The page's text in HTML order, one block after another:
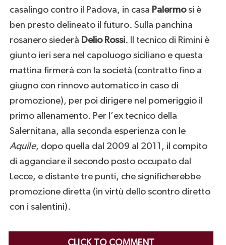
casalingo contro il Padova, in casa Palermosi è
ben presto delineato il futuro. Sulla panchina
rosanero siederà Delio Rossi. Il tecnico di Rimini è
giunto ieri sera nel capoluogo siciliano e questa
mattina firmerà con la società (contratto fino a
giugno con rinnovo automatico in caso di
promozione), per poi dirigere nel pomeriggio il
primo allenamento. Per l’ex tecnico della
Salernitana, alla seconda esperienza con le
Aquile, dopo quella dal 2009 al 2011, il compito
di agganciare il secondo posto occupato dal
Lecce, e distante tre punti, che significherebbe
promozione diretta (in virtù dello scontro diretto
con i salentini).
CLICK TO COMMENT